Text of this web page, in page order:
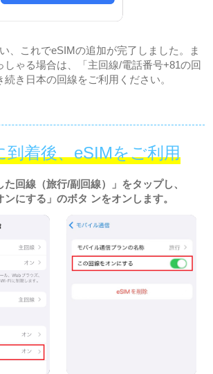
、これでeSIMの追加が完了しました。ま
しゃる場合は、「主回線/電話番号+81の回
き日本の回線をご利用ください。
到着後、eSIMをご利用
た回線（旅行/副回線）」をタップし、
ンにする」のボタ ンをオンします。